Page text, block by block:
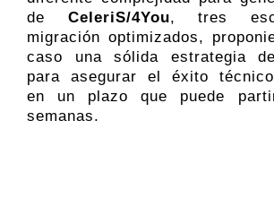
de CeleriS/4You, tres
migración optimizados,
caso una sólida estrategia
para asegurar el éxito
en un plazo que puede
semanas.